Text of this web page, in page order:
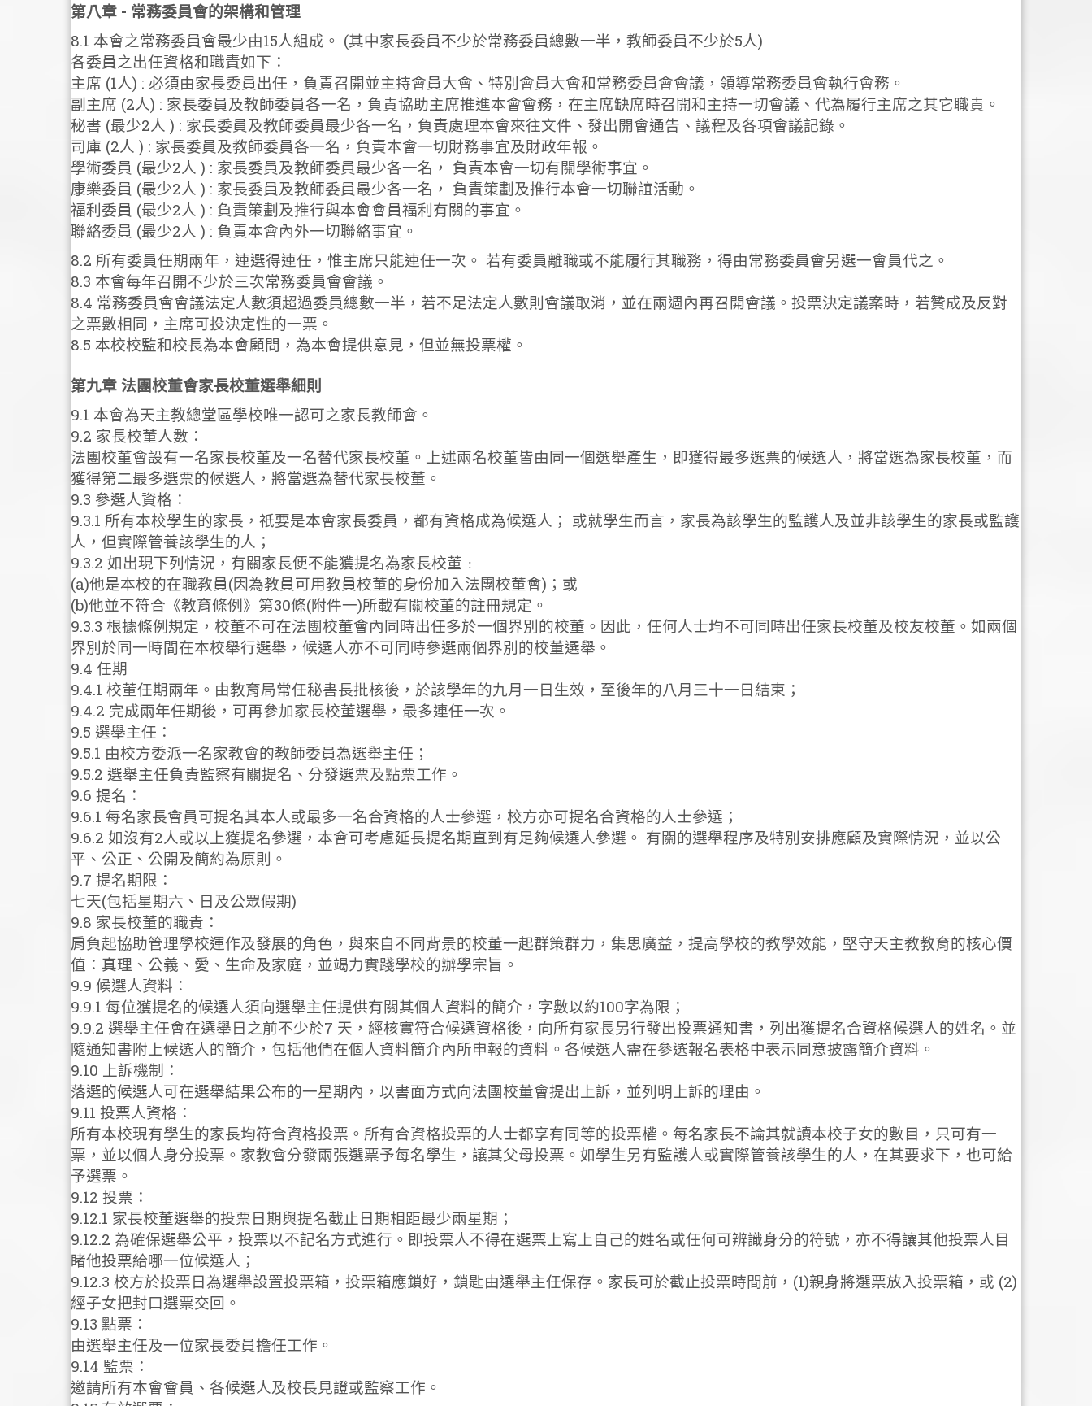
第八章 - 常務委員會的架構和管理
8.1 本會之常務委員會最少由15人組成。 (其中家長委員不少於常務委員總數一半，教師委員不少於5人)
各委員之出任資格和職責如下：
主席 (1人) : 必須由家長委員出任，負責召開並主持會員大會、特別會員大會和常務委員會會議，領導常務委員會執行會務。
副主席 (2人) : 家長委員及教師委員各一名，負責協助主席推進本會會務，在主席缺席時召開和主持一切會議、代為履行主席之其它職責。
秘書 (最少2人 ) : 家長委員及教師委員最少各一名，負責處理本會來往文件、發出開會通告、議程及各項會議記錄。
司庫 (2人 ) : 家長委員及教師委員各一名，負責本會一切財務事宜及財政年報。
學術委員 (最少2人 ) : 家長委員及教師委員最少各一名， 負責本會一切有關學術事宜。
康樂委員 (最少2人 ) : 家長委員及教師委員最少各一名， 負責策劃及推行本會一切聯誼活動。
福利委員 (最少2人 ) : 負責策劃及推行與本會會員福利有關的事宜。
聯絡委員 (最少2人 ) : 負責本會內外一切聯絡事宜。
8.2 所有委員任期兩年，連選得連任，惟主席只能連任一次。 若有委員離職或不能履行其職務，得由常務委員會另選一會員代之。
8.3 本會每年召開不少於三次常務委員會會議。
8.4 常務委員會會議法定人數須超過委員總數一半，若不足法定人數則會議取消，並在兩週內再召開會議。投票決定議案時，若贊成及反對
之票數相同，主席可投決定性的一票。
8.5 本校校監和校長為本會顧問，為本會提供意見，但並無投票權。
第九章 法團校董會家長校董選舉細則
9.1 本會為天主教總堂區學校唯一認可之家長教師會。
9.2 家長校董人數：
法團校董會設有一名家長校董及一名替代家長校董。上述兩名校董皆由同一個選舉產生，即獲得最多選票的候選人，將當選為家長校董，而
獲得第二最多選票的候選人，將當選為替代家長校董。
9.3 參選人資格：
9.3.1 所有本校學生的家長，祇要是本會家長委員，都有資格成為候選人； 或就學生而言，家長為該學生的監護人及並非該學生的家長或監護
人，但實際管養該學生的人；
9.3.2 如出現下列情況，有關家長便不能獲提名為家長校董﹕
(a)他是本校的在職教員(因為教員可用教員校董的身份加入法團校董會)；或
(b)他並不符合《教育條例》第30條(附件一)所載有關校董的註冊規定。
9.3.3 根據條例規定，校董不可在法團校董會內同時出任多於一個界別的校董。因此，任何人士均不可同時出任家長校董及校友校董。如兩個
界別於同一時間在本校舉行選舉，候選人亦不可同時參選兩個界別的校董選舉。
9.4 任期
9.4.1 校董任期兩年。由教育局常任秘書長批核後，於該學年的九月一日生效，至後年的八月三十一日結束；
9.4.2 完成兩年任期後，可再參加家長校董選舉，最多連任一次。
9.5 選舉主任：
9.5.1 由校方委派一名家教會的教師委員為選舉主任；
9.5.2 選舉主任負責監察有關提名、分發選票及點票工作。
9.6 提名：
9.6.1 每名家長會員可提名其本人或最多一名合資格的人士參選，校方亦可提名合資格的人士參選；
9.6.2 如沒有2人或以上獲提名參選，本會可考慮延長提名期直到有足夠候選人參選。 有關的選舉程序及特別安排應顧及實際情況，並以公
平、公正、公開及簡約為原則。
9.7 提名期限：
七天(包括星期六、日及公眾假期)
9.8 家長校董的職責：
肩負起協助管理學校運作及發展的角色，與來自不同背景的校董一起群策群力，集思廣益，提高學校的教學效能，堅守天主教教育的核心價
值：真理、公義、愛、生命及家庭，並竭力實踐學校的辦學宗旨。
9.9 候選人資料：
9.9.1 每位獲提名的候選人須向選舉主任提供有關其個人資料的簡介，字數以約100字為限；
9.9.2 選舉主任會在選舉日之前不少於7 天，經核實符合候選資格後，向所有家長另行發出投票通知書，列出獲提名合資格候選人的姓名。並
隨通知書附上候選人的簡介，包括他們在個人資料簡介內所申報的資料。各候選人需在參選報名表格中表示同意披露簡介資料。
9.10 上訴機制：
落選的候選人可在選舉結果公布的一星期內，以書面方式向法團校董會提出上訴，並列明上訴的理由。
9.11 投票人資格：
所有本校現有學生的家長均符合資格投票。所有合資格投票的人士都享有同等的投票權。每名家長不論其就讀本校子女的數目，只可有一
票，並以個人身分投票。家教會分發兩張選票予每名學生，讓其父母投票。如學生另有監護人或實際管養該學生的人，在其要求下，也可給
予選票。
9.12 投票：
9.12.1 家長校董選舉的投票日期與提名截止日期相距最少兩星期；
9.12.2 為確保選舉公平，投票以不記名方式進行。即投票人不得在選票上寫上自己的姓名或任何可辨識身分的符號，亦不得讓其他投票人目
睹他投票給哪一位候選人；
9.12.3 校方於投票日為選舉設置投票箱，投票箱應鎖好，鎖匙由選舉主任保存。家長可於截止投票時間前，(1)親身將選票放入投票箱，或 (2)
經子女把封口選票交回。
9.13 點票：
由選舉主任及一位家長委員擔任工作。
9.14 監票：
邀請所有本會會員、各候選人及校長見證或監察工作。